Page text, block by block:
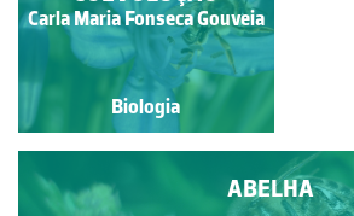
POLINIZADORA
Alexandra Nobre
Biologia
ABELHA
Carla Maria Fonseca Gouveia
Biologia